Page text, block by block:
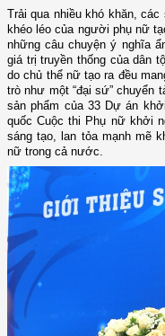
Trải qua nhiều khó khăn,
khéo léo của người phụ nữ
những câu chuyện ý nghĩa
giá trị truyền thống của dân
do chủ thể nữ tạo ra đều
trò như một “đại sứ” chuyển
sản phẩm của 33 Dự án
quốc Cuộc thi Phụ nữ khởi
sáng tạo, lan tỏa mạnh mẽ
nữ trong cả nước.